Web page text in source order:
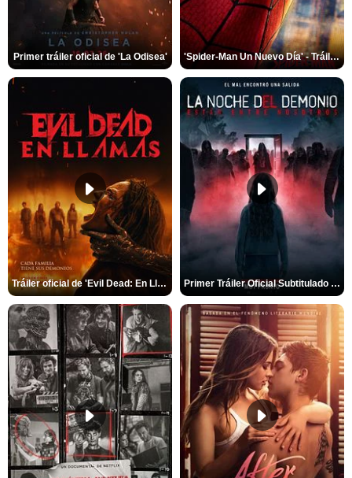
Primer tráiler oficial de 'La Odisea' 'Spider-Man Un Nuevo Día' - Tráiler oficial subtitulado
Tráiler oficial de 'Evil Dead: En Llamas' Primer Tráiler Oficial Subtitulado de 'La Noche Del Demonio: Están Entre Nosotros'